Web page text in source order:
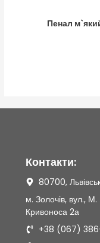
Пенал
Контакти:
80700,
м. Золочів, вул., М.
Кривоноса 2а
+38 (067)